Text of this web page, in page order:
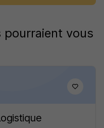
pourraient vous